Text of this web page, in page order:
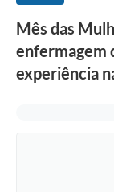
Mês das
enfermagem
experiência